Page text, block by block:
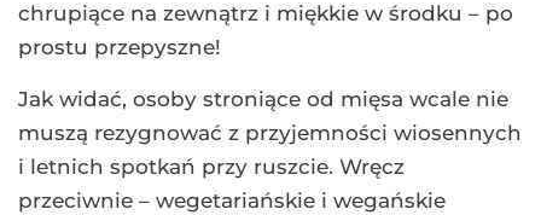
chrupiące na zewnątrz i miękkie w środku – po
prostu przepyszne!
Jak widać, osoby stroniące od mięsa wcale nie
muszą rezygnować z przyjemności wiosennych
i letnich spotkań przy ruszcie. Wręcz
przeciwnie – wegetariańskie i wegańskie